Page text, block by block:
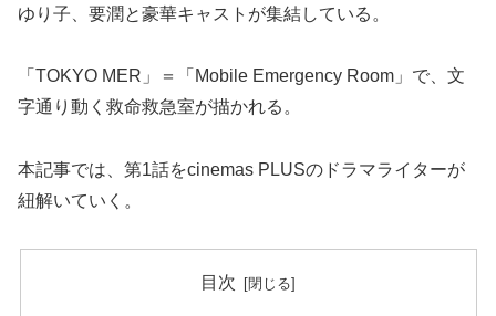
ゆり子、要潤と豪華キャストが集結している。
「TOKYO MER」＝「Mobile Emergency Room」で、文
字通り動く救命救急室が描かれる。
本記事では、第1話をcinemas PLUSのドラマライターが
紐解いていく。
目次